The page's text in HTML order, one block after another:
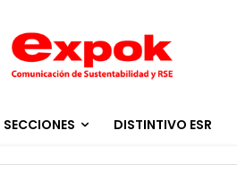
SECCIONES DISTINTIVO ESR